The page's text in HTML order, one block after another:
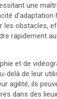
une
les obstacles,
rapidement
et de
delà de leur
agilité, ils
dans des